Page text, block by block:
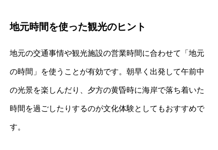
地元時間を使った観光のヒント
地元の交通事情や観光施設の営業時間に合わせて「地元
の時間」を使うことが有効です。朝早く出発して午前中
の光景を楽しんだり、夕方の黄昏時に海岸で落ち着いた
時間を過ごしたりするのが文化体験としてもおすすめで
す。